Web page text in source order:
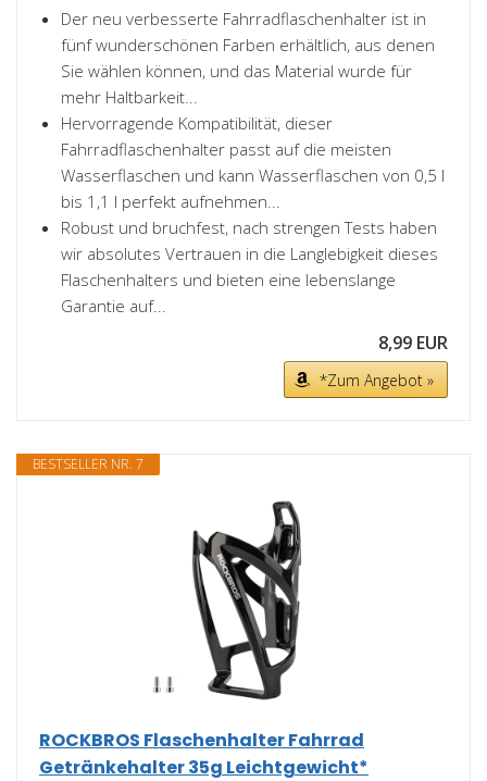
Der neu verbesserte Fahrradflaschenhalter ist in
fünf wunderschönen Farben erhältlich, aus denen
Sie wählen können, und das Material wurde für
mehr Haltbarkeit...
Hervorragende Kompatibilität, dieser
Fahrradflaschenhalter passt auf die meisten
Wasserflaschen und kann Wasserflaschen von 0,5 l
bis 1,1 l perfekt aufnehmen...
Robust und bruchfest, nach strengen Tests haben
wir absolutes Vertrauen in die Langlebigkeit dieses
Flaschenhalters und bieten eine lebenslange
Garantie auf...
8,99 EUR
*Zum Angebot »
BESTSELLER NR. 7
ROCKBROS Flaschenhalter Fahrrad
Getränkehalter 35g Leichtgewicht*